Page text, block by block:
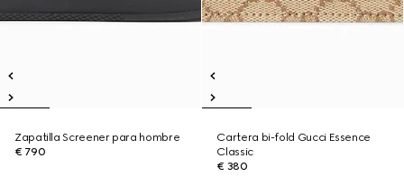
Zapatilla Screener para hombre
€ 790
Cartera bi-fold Gucci Essence
Classic
€ 380